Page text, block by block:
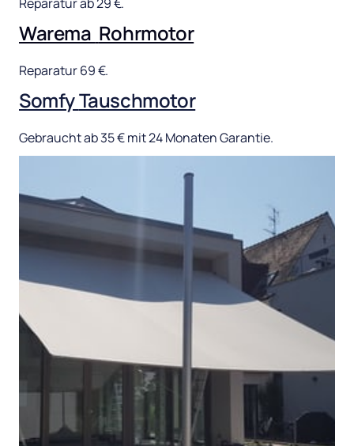
Warema Rohrmotor
Reparatur 69 €.
Somfy Tauschmotor
Gebraucht ab 35 € mit 24 Monaten Garantie.